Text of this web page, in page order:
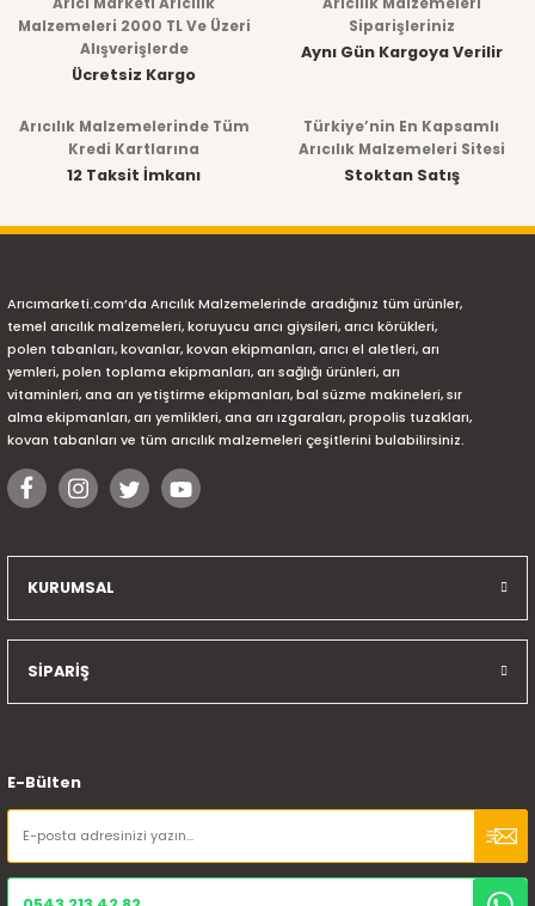
Arıcı Marketi Arıcılık
Malzemeleri 2000 TL Ve Üzeri
Alışverişlerde
Ücretsiz Kargo
Arıcılık Malzemeleri
Siparişleriniz
Aynı Gün Kargoya Verilir
Arıcılık Malzemelerinde Tüm
Kredi Kartlarına
12 Taksit İmkanı
Türkiye’nin En Kapsamlı
Arıcılık Malzemeleri Sitesi
Stoktan Satış
Arıcımarketi.com’da Arıcılık Malzemelerinde aradığınız tüm ürünler,
temel arıcılık malzemeleri, koruyucu arıcı giysileri, arıcı körükleri,
polen tabanları, kovanlar, kovan ekipmanları, arıcı el aletleri, arı
yemleri, polen toplama ekipmanları, arı sağlığı ürünleri, arı
vitaminleri, ana arı yetiştirme ekipmanları, bal süzme makineleri, sır
alma ekipmanları, arı yemlikleri, ana arı ızgaraları, propolis tuzakları,
kovan tabanları ve tüm arıcılık malzemeleri çeşitlerini bulabilirsiniz.
KURUMSAL
SİPARİŞ
E-Bülten